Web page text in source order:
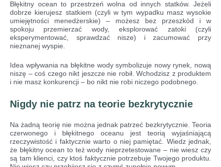
Błękitny ocean to przestrzeń wolna od innych statków. Jeżeli
dobrze kierujesz statkiem (czyli w tym wypadku masz wysokie
umiejętności menedżerskie) – możesz bez przeszkód i w
spokoju przemierzać wody, eksplorować zatoki (czyli
eksperymentować, sprawdzać nisze) i zacumować przy
nieznanej wyspie.
Idea wpływania na błękitne wody symbolizuje nowy rynek, nową
niszę – coś czego nikt jeszcze nie robił. Wchodzisz z produktem
i nie masz konkurencji – bo nikt nie robi niczego podobnego.
Nigdy nie patrz na teorie bezkrytycznie
Na żadną teorię nie można jednak patrzeć bezkrytycznie. Teoria
czerwonego i błękitnego oceanu jest teorią wyjaśniającą
rzeczywistość i faktycznie warto o niej pamiętać. Wiedz jednak,
że błękitny ocean to też wody nieprzetestowane – nie wiesz czy
są tam klienci, czy ktoś faktycznie potrzebuje Twojego produktu.